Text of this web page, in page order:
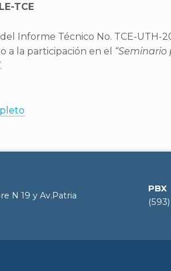
TCE
del Informe Técnico No. TCE-UTH-
a la participación en el
.
N 19 y Av.Patria
PBX